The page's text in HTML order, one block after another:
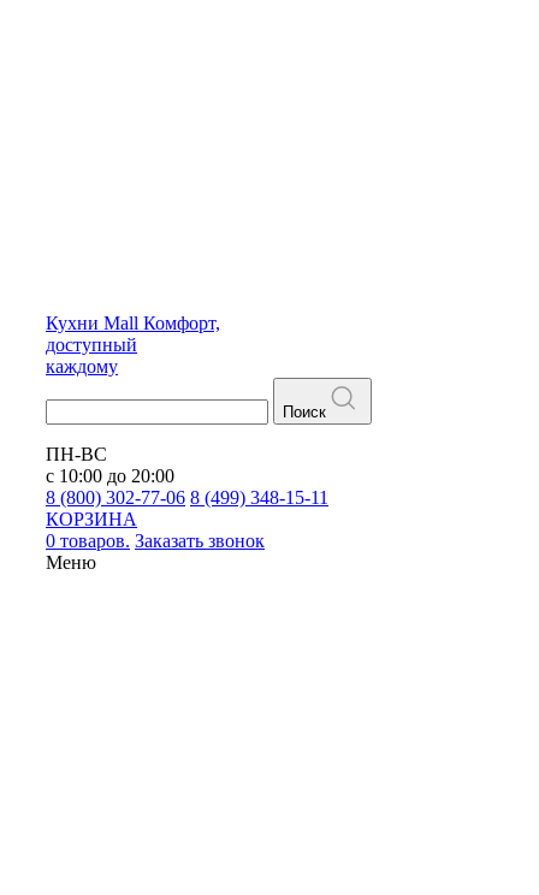
Кухни Mall Комфорт,
доступный
каждому
Поиск
ПН-ВС
с 10:00 до 20:00
8 (800) 302-77-06 8 (499) 348-15-11
КОРЗИНА
0 товаров. Заказать звонок
Меню